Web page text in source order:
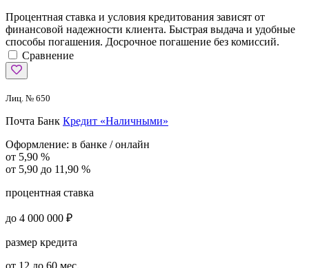
Процентная ставка и условия кредитования зависят от
финансовой надежности клиента. Быстрая выдача и удобные
способы погашения. Досрочное погашение без комиссий.
Сравнение
Лиц. № 650
Почта Банк Кредит «Наличными»
Оформление: в банке / онлайн
от 5,90 %
от 5,90 до 11,90 %
процентная ставка
до 4 000 000 ₽
размер кредита
от 12 до 60 мес.